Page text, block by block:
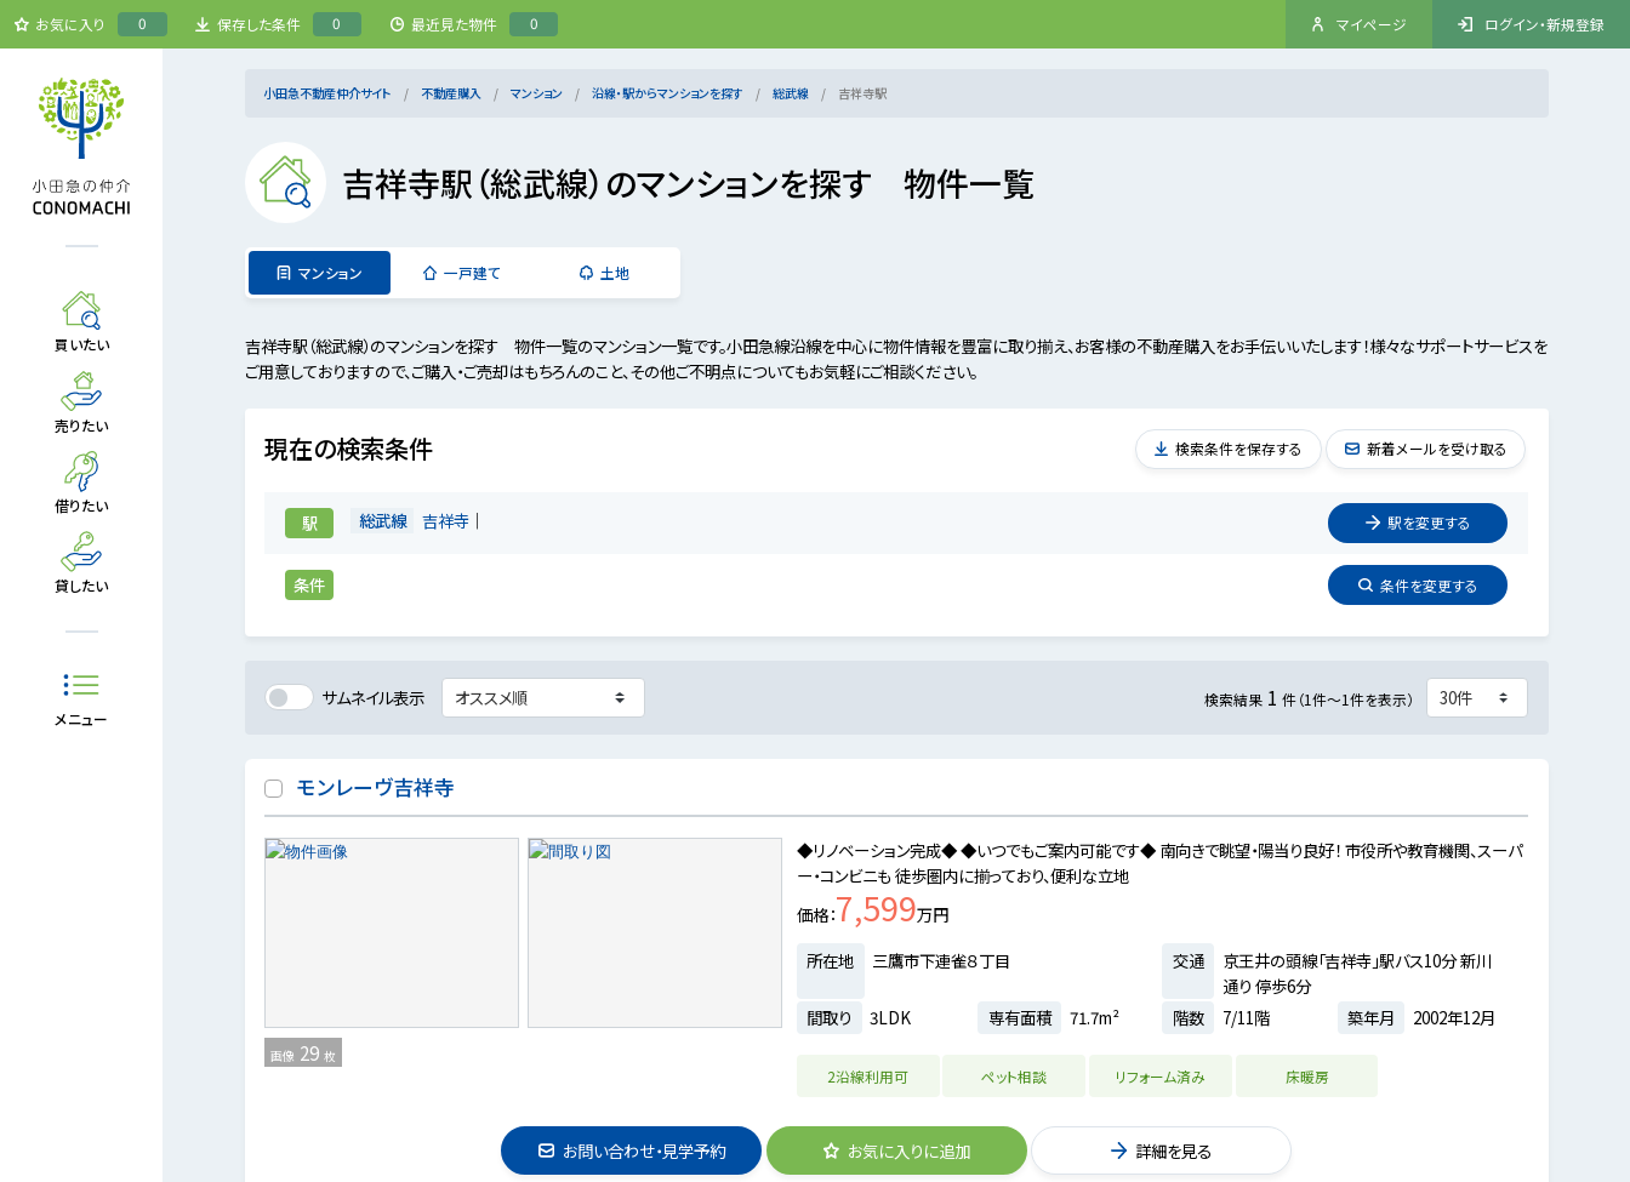
お気に入り 0 保存した条件 0 最近見た物件 0 マイページ ログイン・新規登録
買いたい
売りたい
借りたい
貸したい
メニュー
小田急不動産仲介サイト 不動産購入 マンション 沿線・駅からマンションを探す 総武線 吉祥寺駅
吉祥寺駅（総武線）のマンションを探す 物件一覧
マンション 一戸建て 土地
吉祥寺駅（総武線）のマンションを探す 物件一覧のマンション一覧です。小田急線沿線を中心に物件情報を豊富に取り揃え、お客様の不動産購入をお手伝いいたします！様々なサポートサービスを
ご用意しておりますので、ご購入・ご売却はもちろんのこと、その他ご不明点についてもお気軽にご相談ください。
現在の検索条件
駅 総武線 吉祥寺 駅を変更する
条件 条件を変更する
検索条件を保存する 新着メールを受け取る
サムネイル表示 検索結果 1 件（1件～1件を表示）
モンレーヴ吉祥寺
画像 29 枚
◆リノベーション完成◆ ◆いつでもご案内可能です◆ 南向きで眺望・陽当り良好！ 市役所や教育機関、スーパ
ー・コンビニも 徒歩圏内に揃っており、便利な立地
価格 7,599万円
所在地
三鷹市下連雀８丁目 交通
京王井の頭線「吉祥寺」駅バス10分 新川
通り 停歩6分
間取り
3LDK 専有面積 71.7m² 階数 7/11階 築年月 2002年12月
2沿線利用可 ペット相談 リフォーム済み 床暖房
お問い合わせ・見学予約 お気に入りに追加 詳細を見る